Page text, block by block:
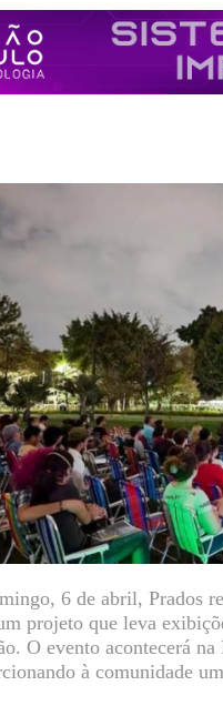
6 de abril, Prados
projeto que leva
O evento acontecerá
à comunidade